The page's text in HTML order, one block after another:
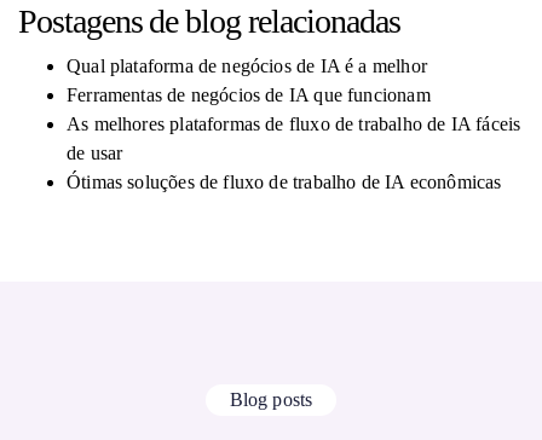
Postagens de blog relacionadas
Qual plataforma de negócios de IA é a melhor
Ferramentas de negócios de IA que funcionam
As melhores plataformas de fluxo de trabalho de IA fáceis
de usar
Ótimas soluções de fluxo de trabalho de IA econômicas
Blog posts